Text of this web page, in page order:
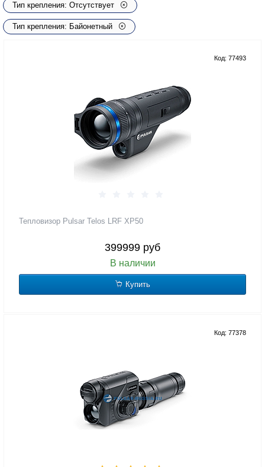
Тип крепления: Отсутствует
Тип крепления: Байонетный
Код: 77493
Тепловизор Pulsar Telos LRF XP50
399999 руб
В наличии
Купить
Код: 77378